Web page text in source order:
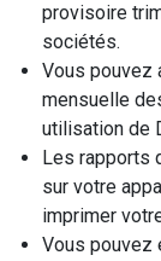
provisoire
sociétés.
Vous pouvez
mensuelle
utilisation de
Les rapports
sur votre
imprimer
Vous pouvez